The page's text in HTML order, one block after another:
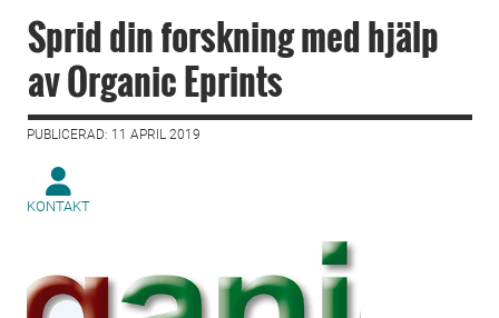
Sprid din forskning med hjälp
av Organic Eprints
PUBLICERAD: 11 APRIL 2019
KONTAKT